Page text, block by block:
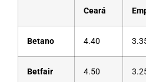
Ceará
Betano 4.40
Betfair 4.50